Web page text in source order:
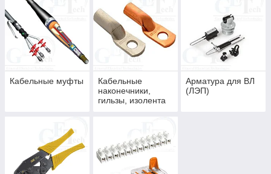
🔹Клеммники.
🔹Крепеж/стяжки.
🔹Лента сигнальная.
🔹Маркеры.
🔹Муфты.
🔹Наконечники.
🔹Сальники.
🔹СИЗы
🔹Шины
Кабельные муфты
Кабельные
наконечники,
гильзы, изолента
Арматура для ВЛ
(ЛЭП)